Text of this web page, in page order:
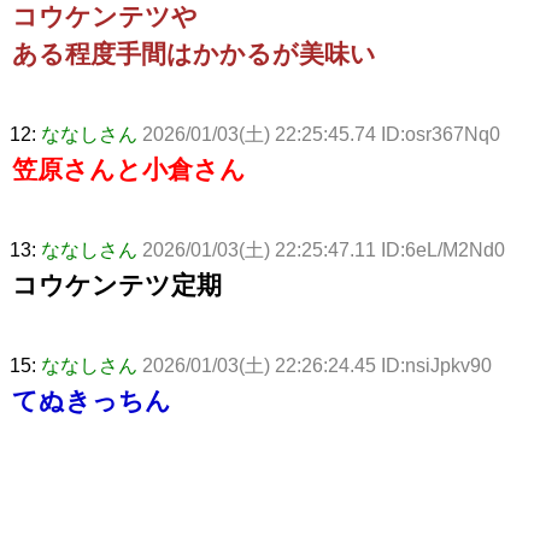
コウケンテツや
ある程度手間はかかるが美味い
12: ななしさん 2026/01/03(土) 22:25:45.74 ID:osr367Nq0
笠原さんと小倉さん
13: ななしさん 2026/01/03(土) 22:25:47.11 ID:6eL/M2Nd0
コウケンテツ定期
15: ななしさん 2026/01/03(土) 22:26:24.45 ID:nsiJpkv90
てぬきっちん